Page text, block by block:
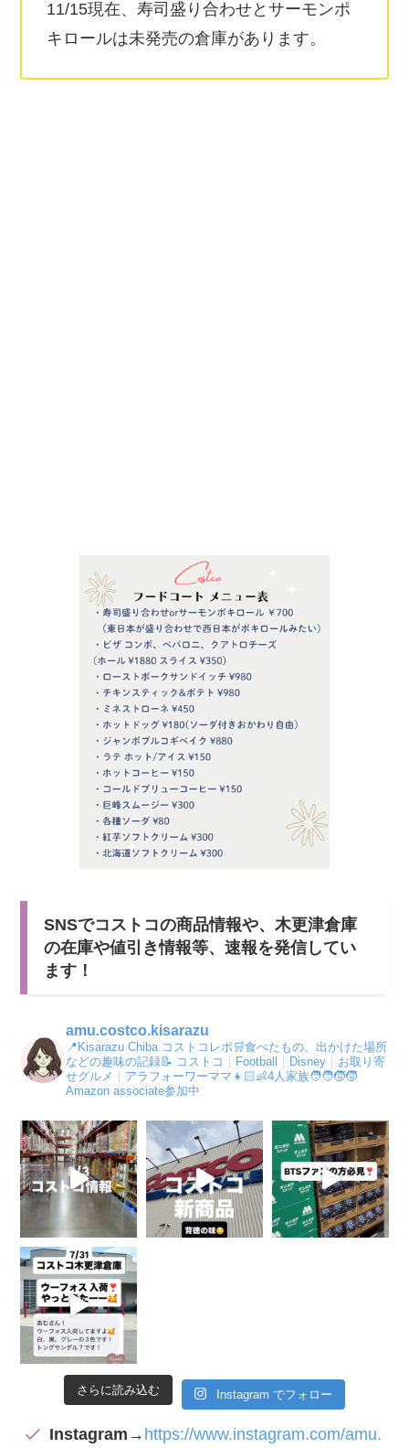
11/15現在、寿司盛り合わせとサーモンポ
キロールは未発売の倉庫があります。
SNSでコストコの商品情報や、木更津倉庫
の在庫や値引き情報等、速報を発信してい
ます！
amu.costco.kisarazu
📍Kisarazu Chiba コストコレポ🛒食べたもの、出かけた場所
などの趣味の記録📝 コストコ┊︎Football┊Disney┊︎お取り寄
せグルメ┊︎アラフォーワーママ👧🏻👶4人家族🧑‍🧑‍🧒‍🧒
Amazon associate参加中
さらに読み込む Instagram でフォロー
Instagram → https://www.instagram.com/amu.